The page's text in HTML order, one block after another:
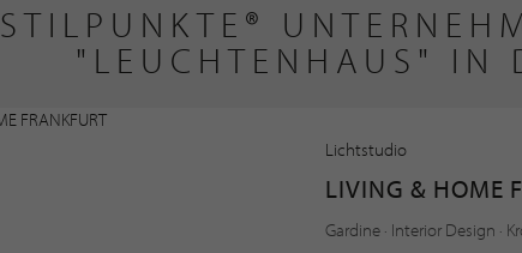
STILPUNKTE®
"LEUCHTENHAUS" IN
Lichtstudio
LIVING & HOME
Gardine · Interior Design ·